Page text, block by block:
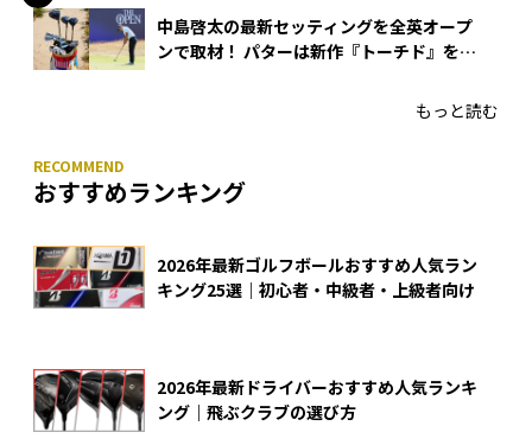
中島啓太の最新セッティングを全英オープ
ンで取材！ パターは新作『トーチド』を投
もっと読む
おすすめランキング
2026年最新ゴルフボールおすすめ人気ラン
キング25選｜初心者・中級者・上級者向け
2026年最新ドライバーおすすめ人気ランキ
ング｜飛ぶクラブの選び方